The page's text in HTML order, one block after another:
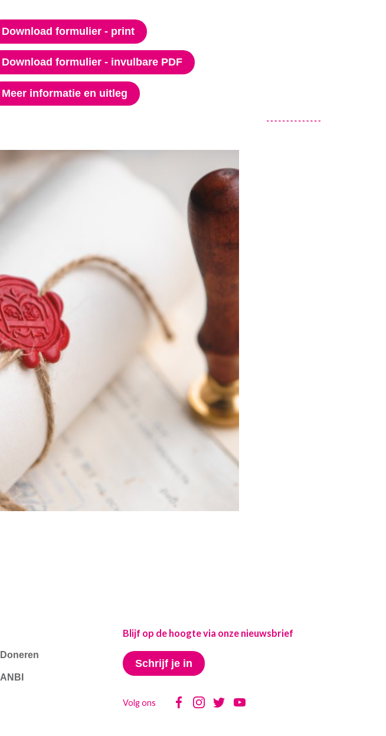
Download formulier - print
Download formulier - invulbare PDF
Meer informatie en uitleg
Doneren
ANBI
Blijf op de hoogte via onze nieuwsbrief
Schrijf je in
Volg ons